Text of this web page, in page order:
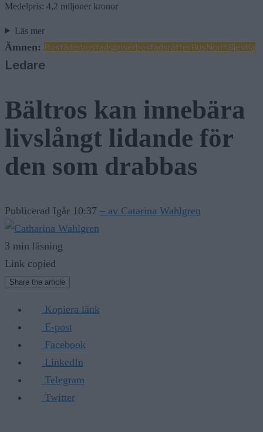
Medelpris: 4,2 miljoner kronor
Läs mer
Ämnen: BostäderbostadspriserbostadsrätterHusNorrtäljevilla
Ledare
Bältros kan innebära
livslångt lidande för
den som drabbas
Publicerad Igår 10:37 – av Catarina Wahlgren
3 min läsning
Link copied
Share the article
Kopiera länk
E-post
Facebook
LinkedIn
Telegram
Twitter